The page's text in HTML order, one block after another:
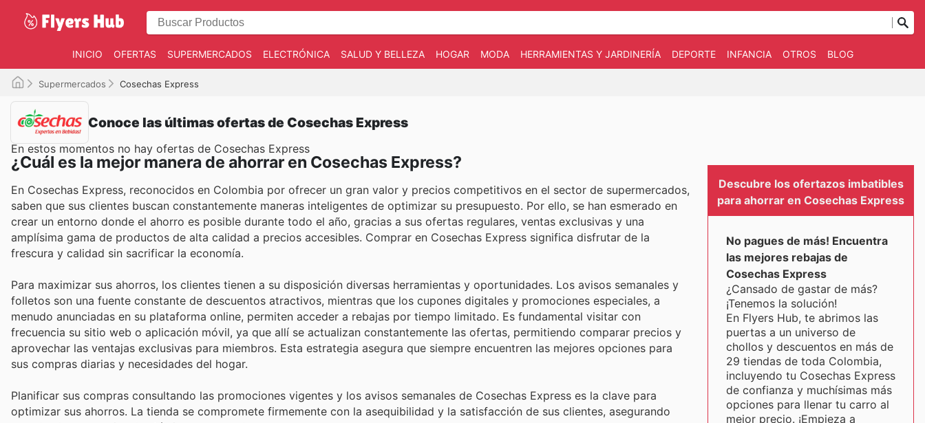
INICIO OFERTAS SUPERMERCADOS ELECTRÓNICA SALUD Y BELLEZA HOGAR MODA HERRAMIENTAS Y JARDINERÍA DEPORTE INFANCIA OTROS BLOG
Supermercados Cosechas Express
Conoce las últimas ofertas de Cosechas Express
En estos momentos no hay ofertas de Cosechas Express
¿Cuál es la mejor manera de ahorrar en Cosechas Express?
En Cosechas Express, reconocidos en Colombia por ofrecer un gran valor y precios competitivos en el sector de supermercados,
saben que sus clientes buscan constantemente maneras inteligentes de optimizar su presupuesto. Por ello, se han esmerado en
crear un entorno donde el ahorro es posible durante todo el año, gracias a sus ofertas regulares, ventas exclusivas y una
amplísima gama de productos de alta calidad a precios accesibles. Comprar en Cosechas Express significa disfrutar de la
frescura y calidad sin sacrificar la economía.
Para maximizar sus ahorros, los clientes tienen a su disposición diversas herramientas y oportunidades. Los avisos semanales y
folletos son una fuente constante de descuentos atractivos, mientras que los cupones digitales y promociones especiales, a
menudo anunciadas en su plataforma online, permiten acceder a rebajas por tiempo limitado. Es fundamental visitar con
frecuencia su sitio web o aplicación móvil, ya que allí se actualizan constantemente las ofertas, permitiendo comparar precios y
aprovechar las ventajas exclusivas para miembros. Esta estrategia asegura que siempre encuentren las mejores opciones para
sus compras diarias y necesidades del hogar.
Planificar sus compras consultando las promociones vigentes y los avisos semanales de Cosechas Express es la clave para
optimizar sus ahorros. La tienda se compromete firmemente con la asequibilidad y la satisfacción de sus clientes, asegurando
Descubre los ofertazos imbatibles
para ahorrar en Cosechas Express
No pagues de más! Encuentra
las mejores rebajas de
Cosechas Express
¿Cansado de gastar de más?
¡Tenemos la solución!
En Flyers Hub, te abrimos las
puertas a un universo de
chollos y descuentos en más de
29 tiendas de toda Colombia,
incluyendo tu Cosechas Express
de confianza y muchísimas más
opciones para llenar tu carro al
mejor precio. ¡Empieza a